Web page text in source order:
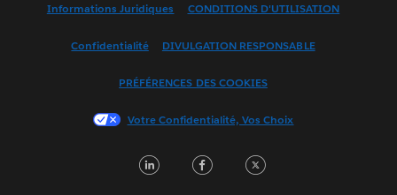
Français (Canada)
한국어
Português
Informations Juridiques CONDITIONS D'UTILISATION
Confidentialité DIVULGATION RESPONSABLE
PRÉFÉRENCES DES COOKIES
Votre Confidentialité, Vos Choix